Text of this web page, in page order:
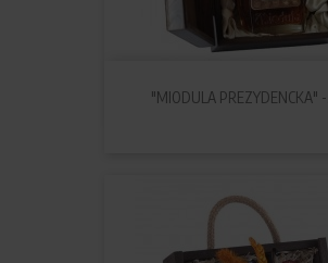
"MIODULA PREZYDENCKA" -...